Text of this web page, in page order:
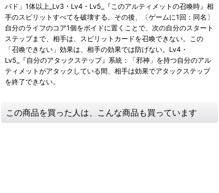
バド」1体以上_Lv3・Lv4・Lv5_『このアルティメットの召喚時』相
手のスピリットすべてを破壊する。その後、〔ゲームに1回：同名〕
自分のライフのコア1個をボイドに置くことで、次の自分のスタート
ステップまで、相手は、スピリットカードを召喚できない。この
「召喚できない」効果は、相手の効果では防げない。Lv4・
Lv5_『自分のアタックステップ』系統：「邪神」を持つ自分のアル
ティメットがアタックしている間、相手は効果でアタックステップ
を終了できない。
この商品を買った人は、こんな商品も買っています